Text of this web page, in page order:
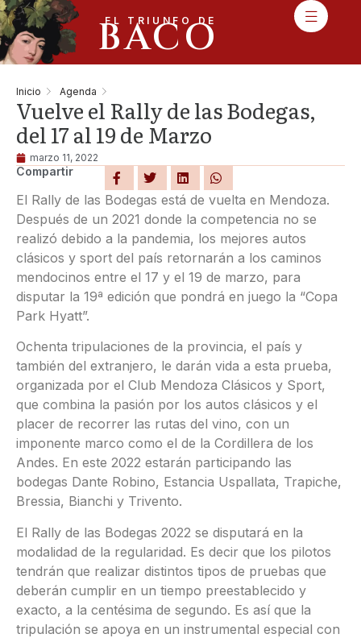
EL TRIUNFO DE
BACO
Inicio Agenda
Vuelve el Rally de las Bodegas,
del 17 al 19 de Marzo
marzo 11, 2022
Compartir
El Rally de las Bodegas está de vuelta en Mendoza.
Después de un 2021 donde la competencia no se
realizó debido a la pandemia, los mejores autos
clásicos y sport del país retornarán a los caminos
mendocinos entre el 17 y el 19 de marzo, para
disputar la 19ª edición que pondrá en juego la “Copa
Park Hyatt”.
Ochenta tripulaciones de la provincia, el país y
también del extranjero, le darán vida a esta prueba,
organizada por el Club Mendoza Clásicos y Sport,
que combina la pasión por los autos clásicos y el
placer de recorrer las rutas del vino, con un
imponente marco como el de la Cordillera de los
Andes. En este 2022 estarán participando las
bodegas Dante Robino, Estancia Uspallata, Trapiche,
Bressia, Bianchi y Trivento.
El Rally de las Bodegas 2022 se disputará en la
modalidad de la regularidad. Es decir que los pilotos
tendrán que realizar distintos tipos de pruebas que
deberán cumplir en un tiempo preestablecido y
exacto, a la centésima de segundo. Es así que la
tripulación se apoya en un instrumental especial con